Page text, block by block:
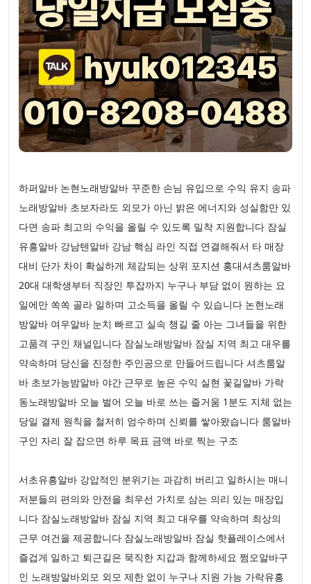
하퍼알바 논현노래방알바 꾸준한 손님 유입으로 수익 유지 송파
노래방알바 초보자라도 외모가 아닌 밝은 에너지와 성실함만 있
다면 송파 최고의 수익을 올릴 수 있도록 밀착 지원합니다 잠실
유흥알바 강남텐알바 강남 핵심 라인 직접 연결해줘서 타 매장
대비 단가 차이 확실하게 체감되는 상위 포지션 홍대셔츠룸알바
20대 대학생부터 직장인 투잡까지 누구나 부담 없이 원하는 요
일에만 쏙쏙 골라 일하며 고소득을 올릴 수 있습니다 논현노래
방알바 여우알바 눈치 빠르고 실속 챙길 줄 아는 그녀들을 위한
고품격 구인 채널입니다 잠실노래방알바 잠실 지역 최고 대우를
약속하며 당신을 진정한 주인공으로 만들어드립니다 셔츠룸알
바 초보가능밤알바 야간 근무로 높은 수익 실현 꽃길알바 가락
동노래방알바 오늘 벌어 오늘 바로 쓰는 즐거움 1분도 지체 없는
당일 결제 원칙을 철저히 엄수하며 신뢰를 쌓아왔습니다 룸알바
구인 자리 잘 잡으면 하루 목표 금액 바로 찍는 구조
서초유흥알바 강압적인 분위기는 과감히 버리고 일하시는 매니
저분들의 편의와 안전을 최우선 가치로 삼는 의리 있는 매장입
니다 잠실노래방알바 잠실 지역 최고 대우를 약속하며 최상의
근무 여건을 제공합니다 잠실노래방알바 잠실 핫플레이스에서
즐겁게 일하고 퇴근길은 묵직한 지갑과 함께하세요 쩜오알바구
인 노래방알바외모 외모 제한 없이 누구나 지원 가능 가락유흥